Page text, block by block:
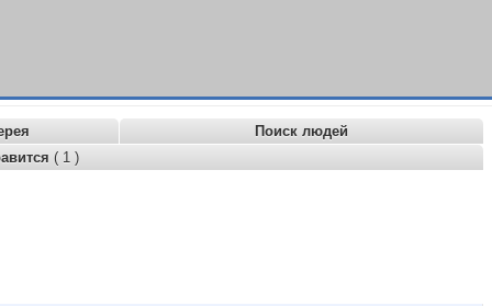
Поиск людей
( 1 )